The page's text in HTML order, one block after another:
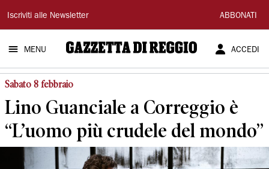
Gazzetta
di
Reggio
Iscriviti alle Newsletter ABBONATI
MENU ACCEDI
Sabato 8 febbraio
Lino Guanciale a Correggio è
“L’uomo più crudele del mondo”